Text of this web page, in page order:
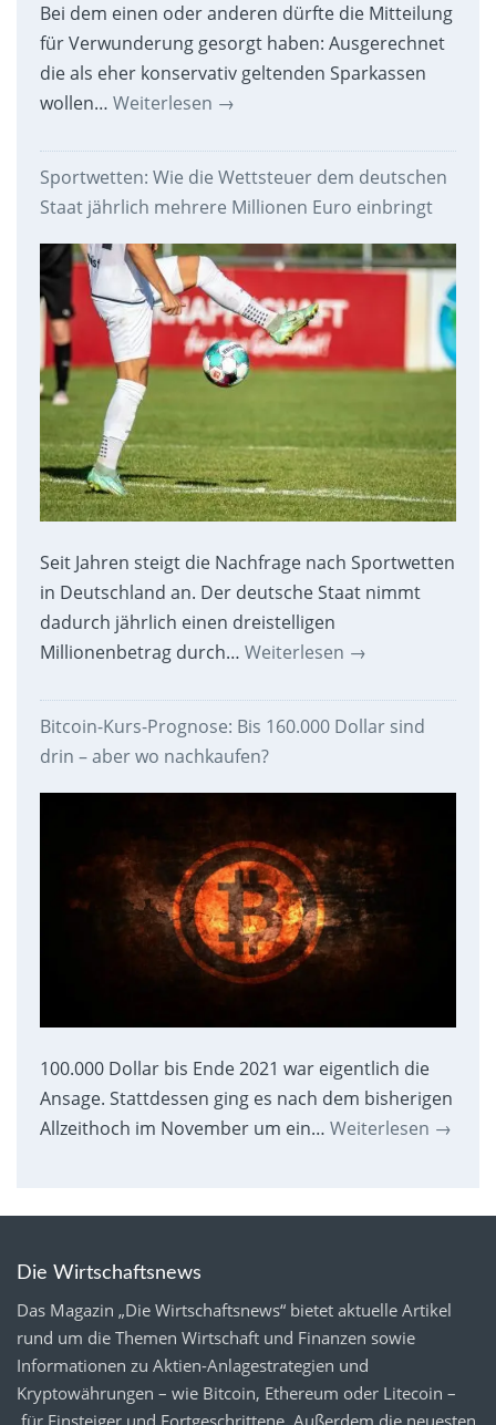
Bei dem einen oder anderen dürfte die Mitteilung
für Verwunderung gesorgt haben: Ausgerechnet
die als eher konservativ geltenden Sparkassen
wollen… Weiterlesen →
Sportwetten: Wie die Wettsteuer dem deutschen
Staat jährlich mehrere Millionen Euro einbringt
Seit Jahren steigt die Nachfrage nach Sportwetten
in Deutschland an. Der deutsche Staat nimmt
dadurch jährlich einen dreistelligen
Millionenbetrag durch… Weiterlesen →
Bitcoin-Kurs-Prognose: Bis 160.000 Dollar sind
drin – aber wo nachkaufen?
100.000 Dollar bis Ende 2021 war eigentlich die
Ansage. Stattdessen ging es nach dem bisherigen
Allzeithoch im November um ein… Weiterlesen →
Die Wirtschaftsnews
Das Magazin „Die Wirtschaftsnews“ bietet aktuelle Artikel
rund um die Themen Wirtschaft und Finanzen sowie
Informationen zu Aktien-Anlagestrategien und
Kryptowährungen – wie Bitcoin, Ethereum oder Litecoin –
für Einsteiger und Fortgeschrittene. Außerdem die neuesten